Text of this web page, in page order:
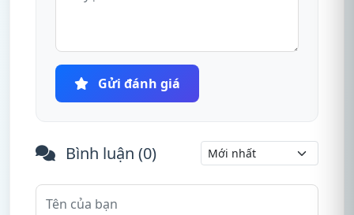
Gửi đánh giá
Bình luận (0)